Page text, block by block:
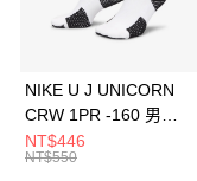
華南商業銀行
上海商業儲蓄銀行
元大商業銀行
Apple Pay
全盈+PAY
AFTEE先享後付
NIKE U J UNICORN
CRW 1PR -160 男女
中統襪 FZ3393100
NT$446
NT$550